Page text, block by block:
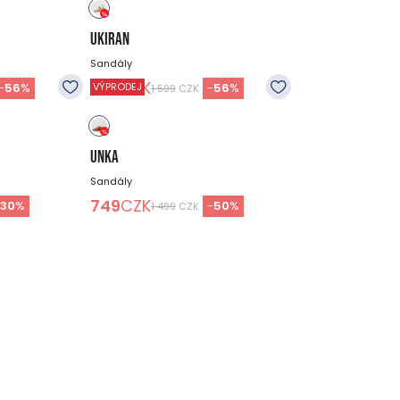
56%
UKIRAN
Sandály
699CZK1 599CZK -56%
30%
VÝPRODEJ
UNKA
Sandály
749CZK1 499CZK -50%